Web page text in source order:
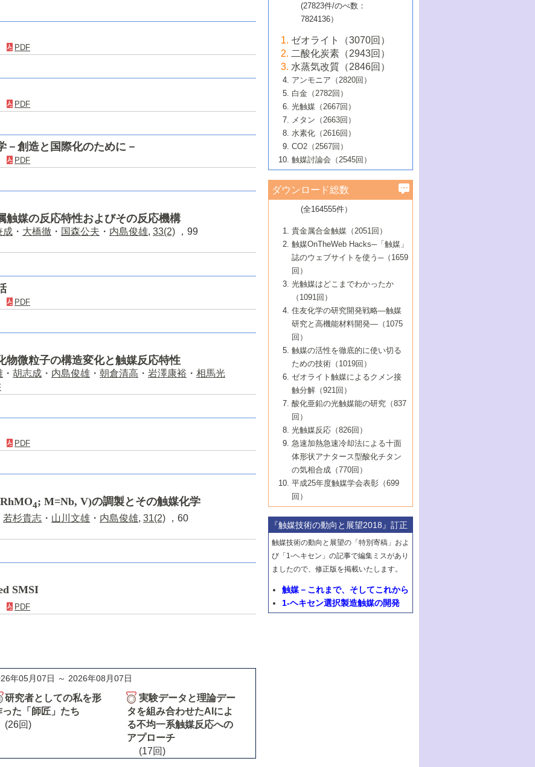
PDF
PDF
－創造と国際化のために－
PDF
触媒の反応特性およびその反応機構
成 ・ 大橋徹 ・ 国森公夫 ・ 内島俊雄, 33(2) ，99
PDF
物微粒子の構造変化と触媒反応特性
・ 胡志成 ・ 内島俊雄 ・ 朝倉清高 ・ 岩澤康裕 ・ 相馬光
PDF
4; M=Nb, V)の調製とその触媒化学
若杉貴志 ・ 山川文雄 ・ 内島俊雄, 31(2) ，60
SMSI
PDF
年05月07日 ～ 2026年08月07日
研究者としての私を形
った「師匠」たち
(26回)
実験データと理論デー
タを組み合わせたAIによ
る不均一系触媒反応への
アプローチ
(17回)
6号 石油のノーブル・ユースを志向した
触媒技術
大学：オンライン・対面開催）
B号 第127回触媒討論会（2021年・オン
ライン開催(Zoom)のみ）
5号 次世代の触媒プロセスを支えるマイ
6号 メタン転換技術の最新動向
B号 第125回触媒討論会（2020年・工学
院大学）
4号 バイオマス化成品製造のための触媒
5号 固体触媒による含窒素有機化合物変
換の最前線
6号 貴金属使用量低減に向けた自動車排
ガス浄化触媒の開発
B号 第123回触媒討論会（2019年・大阪
5号 進化するゼオライト合成技術
6号 非貴金属系触媒における電気化学的
B号 第121回触媒討論会（2018年・東京
大学）
ロセスへの適用
5号 水素のふるまいを解き明かす最先端
研究
6号 低級アルカンの有効利用のための触
媒技術
B号 第119回触媒討論会（2017年・首都
大学東京）
2号 リグニンからの化成品製造に向けた触
媒技術
3号 触媒研究の最先端～とびたて若き研究
者たち～（1）
4号 触媒研究の最先端～とびたて若き研究
者たち～（2）
5号 触媒研究の最先端～とびたて若き研究
者たち～（3）
6号 イオニクス材料と燃料電池・電解合成
の最新の研究動向
B号 第117回触媒討論会（2016年・大阪府
立大学）
1号 水素キャリアにかかわる触媒技術の新
2号 石油精製用触媒の最近の進展
3号 固体酸化物形燃料電池（SOFC）におけ
るアノード触媒上での燃料直接改質技術
4号 コアシェル構造の制御による触媒機能
5号 工業触媒およびその周辺技術の最近の
進歩
6号 ナノシート
B号 第115回触媒討論会（2015年・成蹊大
▼56巻（2014年）
2号 光触媒反応機構に関する最新の研究動
向
開発動向
4号 人工光合成に向けた近年のアプローチ
5号 未利用熱エネルギーの有効活用に貢献
する触媒技術
6号 ポリオキソメタレート
B号 第113回触媒討論会（2014年・ロワジ
ールホテル豊橋）
1号 高耐久性燃料電池システム用触媒にお
ける新展開
2号 リビングラジカル重合の最近の動向
3号 天然ガスの化学工業的展開に関する触
媒技術
4号 貴金属触媒の精密構造制御とその活用
5号 バイオマス化成品製造のための固体触
6号 ナノ空間─吸着状態解析から新機能開拓
B号 第111回触媒討論会（2013年・関西大
▼54巻（2012年）
1号 規則性多孔体の利用技術における最近
の進歩
2号 第109回触媒討論会
3号 貴金属低減技術の最新動向
4号 貴金属代替技術の最新動向
5号 光触媒による物質変換反応の新展開
6号 グラフェン
7号 水素を利用する化成品合成の新潮流
▼53巻（2011年）
1号 金属学から見る合金触媒の新展開
2号 第107回触媒討論会
3号 触媒のその場観察法の進歩（１）
4号 触媒のその場観察法の進歩（２）
5号 不活性結合の触媒的活性化による有機
合成
6号 新しい固体酸触媒技術
7号 ゼオライト合成における最近の進歩
▼52巻（2010年）
1号 触媒の劣化対策と長寿命触媒開発
2号 第105回触媒討論会
3号 ナノ構造が拓く新機能
4号 活性サイトおよびその環境の精密な設
計による触媒の高機能化
5号 触媒を有効に使うための技術
7号 有機分子触媒による精密有機合成
8号 高機能化ポリオレフィンに向けた重合
触媒の最近の進展
1号 炭素材料－熱い注目を集める材料－
2号 第103回触媒討論会
3号 環境浄化用光触媒の現状と課題
4号 水素社会の実現に向けた水素製造・貯
蔵技術の進歩
5号 CO2が関わる触媒・材料
7号 持続可能社会実現のための触媒および
触媒関連技術
▼50巻（2008年）
1号 触媒化学と学会のこの10年，半世紀，
そして未来
2号 第101回触媒討論会
4号 錯体を利用したユニークな表面構造の
構築と機能
5号 若手会員による触媒研究の未来展望1：
企業編
6号 第102回触媒討論会
7号 触媒・化学反応における計算化学の進
8号 若手研究者による触媒研究の未来展望
2：大学・研究所編
▼49巻（2007年）
1号 含フッ素化合物の合成と触媒
2号 第99回触媒討論会
3号 実用的ファインケミカル合成プロセス
を実現する触媒
5号 こんな物質，あんな物質―新たな触媒
の可能性―
7号 『結晶の化学』を活かした触媒研究
8号 イオン液体の応用
▼48巻（2006年）
1号 固体酸触媒の最近の進歩
2号 第97回触媒討論会
3号 リビング重合触媒の最近の展開
5号 水素製造・貯蔵のための触媒技術の新
しい展開
6号 第98回触媒討論会
7号 基礎化学品製造の触媒技術
8号 多機能型リアクター
1号 最近の触媒担体とその効果
2号 第95回触媒討論会
4号 水分解用光触媒材料
5号 時間分解分光の進歩と応用
6号 第96回触媒討論会
8号 超臨界流体を用いた化学プロセスの新
▼46巻（2004年）
1号 部分酸化反応触媒の最前線
2号 第93回触媒討論会
3号 特殊エネルギー場の触媒反応
4号 生体内における金属の触媒作用
5号 ファインケミカルズの展開に寄与する
6号 第94回触媒討論会
7号 サブナノレベルでみた新しい表面現象
8号 オレフィン重合触媒の新たな展
▼45巻（2003年）
1号 なぜこの触媒が良いのか？
2号 第91回触媒討論会
3号 最近の自動車排ガス処理技術
4号 触媒研究の現状と将来─第90回触媒討論
5号 基礎化学品製造の触媒技術
6号 第92回触媒討論会
7号 基礎化学品製造の触媒技術
8号 資源の循環と触媒技術
▼44巻（2002年）
1号 高次制御された触媒の化学
2号 第89回触媒討論会
3号 触媒を利用した電気化学の新展開
4号 ナノ材料の調製と機能化
5号 こんな触媒が欲しい
6号 第90回触媒討論会
7号 触媒研究と学術雑誌/情報
8号 若い世代からみた触媒化学の現状と未
▼43巻（2001年）
1号 グリーンケミストリーと触媒
2号 第87回触媒討論会特集号
3号 生体触媒とバイオプロセス
4号 水素製造・利用の触媒化学
5号 触媒研究における新しい切り口：コン
ビナトリアルケミストリー
6号 第88回触媒討論会特集号
7号 企業における触媒研究のブレークスル
8号 この材料を触媒として使ってみません
▼42巻（2000年）
1号 触媒反応工学の明日を拓く
2号 第85回触媒討論会
3号 反応ダイナミクス
5号 触媒のおもしろさをどのように伝える
6号 第86回触媒討論会
7号 水素化精製触媒の新しい展開
8号 新しい反応性と機能性を目指した金属
クラスタ-化学
▼41巻（1999年）
1号 孔、穴、あな?-特異な空間とその利用-
2号 第83回触媒討論会
3号 均一系触媒反応最前線
4号 実用炭素材料の新展開
5号 研究の方法論を考える
7号 機能性金属材料と触媒
8号 触媒研究へのNMRの応用と展望
▼40巻（1998年）
進展と21世紀への提言/創立40周年記念・触
媒学会この10年の歩みとこれから/創立40周
2号 第81回触媒討論会
3号 計算機触媒化学へのさそい
4号 触媒劣化の制御と予測
5号 最新の実用プロセスと触媒
6号 第82回触媒討論会
7号 ナノ構造体の化学
8号 あの反応は今
1号 均一系と不均一系触媒反応-その特徴と
接点
2号 第79回触媒討論会
3号 最新NO除去触媒の実用化研究
4号 新しい反応場を目指した触媒調製
5号 反応・分離技術の新しい展開
6号 第80回触媒討論会
8号 AFMでみる世界
▼38巻（1996年）
1号 触媒の構造と触媒作用/C1化学を中心と
する21世紀への触媒
3号 オリンピックメダル:金・銀・銅はどん
な触媒作用を示すか
4号 触媒作用における機能の複合化
5号 未来を拓け！若手研究者
6号 第78回触媒討論会
7号 ダイナミックな領域への触媒研究の展
開/C1化学を中心とする21世紀への触媒
▼37巻（1995年）
1号 ファインケミカルズと固体触媒
2号 第75回触媒討論会
3号 希土類を利用した触媒
4号 触媒とリサイクル
5号 エネルギー変換触媒
6号 第76回触媒討論会
7号 表面吸着相の新しい展開
8号 マイクロポーラス・クリスタル触媒の
最近の進歩
▼36巻（1994年）
1号 電気化学と触媒
2号 第73回触媒討論会
3号 C4化学の展開
4号 《通常号》
5号 《通常号》
6号 第74回触媒討論会
8号 最近話題の錯体触媒反応
▼35巻（1993年）
1号 工業触媒開発マニュアル―探索から工
業化まで
2号 第71回触媒討論会
3号 研究開発のうらおもて―着想と展開
4号 触媒劣化と寿命の予測
5号 環境に優しい触媒
6号 第72回触媒討論会
7号 クラスター化学とその周辺
8号 CO2 の化学的利用と触媒
▼34巻（1992年）
1号 インパクトを与えたこの研究
2号 第69回触媒討論会
3号 ケミカルズ合成触媒―新しい展開と応
5号 形にこだわる触媒性能―外形，細孔構
造，表面形状から触媒・担体を考える
7号 フロン問題と触媒の役割/形にこだわる
触媒性能―外形，細孔構造，表面形状から
8号 層間はどこまで利用できたか―層状化
▼33巻（1991年）
1号 触媒プロセス開発マニュアル―探索か
ら工業化まで，知っておきたいこと PartII
2号 第67回触媒討論会
4号 表面水素とバルク水素その触媒反応と
のかかわり
5号 生産プロセスにおける環境浄化
6号 第68回触媒討論会
7号 天然ガス利用と触媒技術
8号 広がるポリマー関連の触媒
▼32巻（1990年）
1号 21世紀に向けて触媒研究の飛躍をめざ
す―触媒化学の裾野を広げよう
2号 第65回触媒討論会
3号 有機金属化学の新しい展開と応用
4号 触媒プロセス開発マニュアル―探索か
ら工業化まで，知っておきたいこと
5号 生体関連触媒
6号 第66回触媒討論会
7号 実験技術シリーズ
8号 In-situ 測定による触媒表面の微視的構
▼31巻（1989年）
1号 情報科学と反応設計・材料設計
2号 第63回触媒討論会
4号 不定比酸化物の構造，物性，触媒作用
5号 《通常号》
6号 第64回触媒討論会
8号 環境問題における触媒の役割
▼30巻（1988年）
1号 《通常号》
2号 第61回触媒討論会
3号 C―H結合の活性化
5号 顕微鏡で表面微細構造を見る
7号 固体表面の化学設計と機能
▼29巻（1987年）
1号 1987触媒研究の動向と展望
2号 第59回触媒討論会
4号 触媒燃焼
5号 均一系触媒
6号 第60回触媒討論会
▼28巻（1986年）
1号 《通常号》
2号 第57回触媒討論会
3号 メタノール利用と触媒
4号 触媒構造の精密制御
5号 工業における触媒
▼27巻（1985年）
1号 触媒研究におけるパソコンの利用
2号 第55回触媒討論会
3号 新しい有機合成と触媒
4号 触媒材料としての金属リン酸塩
▼26巻（1984年）
1号 触媒のいろいろな応用
2号 第53回触媒討論会
3号 活性点の構造と機能
▼25巻（1983年）
1号 <<通常号>>
2号 第51回触媒討論会
▼24巻（1982年）
1号 第49回触媒討論会
▼23巻（1981年）
(27823件/のべ数：
7824136）
ゼオライト（3070回）
二酸化炭素（2943回）
水蒸気改質（2846回）
アンモニア（2820回）
白金（2782回）
光触媒（2667回）
メタン（2663回）
水素化（2616回）
CO2（2567回）
触媒討論会（2545回）
ダウンロード総数
(全164555件）
貴金属合金触媒（2051回）
触媒OnTheWeb Hacks─「触媒」
誌のウェブサイトを使う─（1659
回）
光触媒はどこまでわかったか
（1091回）
住友化学の研究開発戦略―触媒
研究と高機能材料開発―（1075
回）
触媒の活性を徹底的に使い切る
ための技術（1019回）
ゼオライト触媒によるクメン接
触分解（921回）
酸化亜鉛の光触媒能の研究（837
回）
光触媒反応（826回）
急速加熱急速冷却法による十面
体形状アナタース型酸化チタン
の気相合成（770回）
平成25年度触媒学会表彰（699
回）
『触媒技術の動向と展望2018』訂正
触媒技術の動向と展望の「特別寄稿」およ
び「1-ヘキセン」の記事で編集ミスがあり
ましたので、修正版を掲載いたします。
触媒－これまで、そしてこれから
1-ヘキセン選択製造触媒の開発